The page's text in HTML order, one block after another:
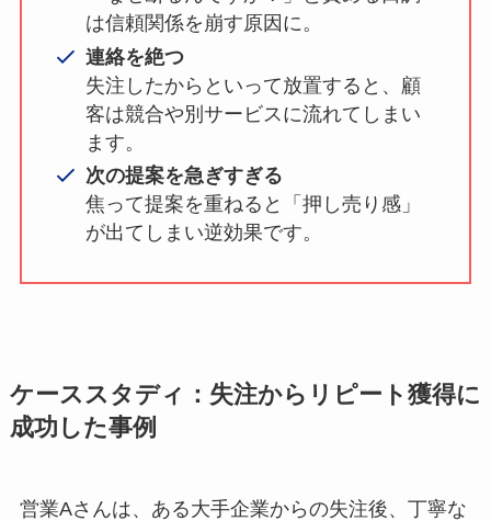
は信頼関係を崩す原因に。
連絡を絶つ
失注したからといって放置すると、顧
客は競合や別サービスに流れてしまい
ます。
次の提案を急ぎすぎる
焦って提案を重ねると「押し売り感」
が出てしまい逆効果です。
ケーススタディ：失注からリピート獲得に
成功した事例
営業Aさんは、ある大手企業からの失注後、丁寧な